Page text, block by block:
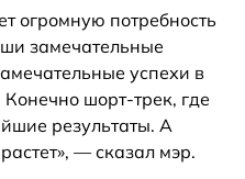
огромную потребность
замечательные
успехи в
шорт-трек, где
результаты. А
— сказал мэр.